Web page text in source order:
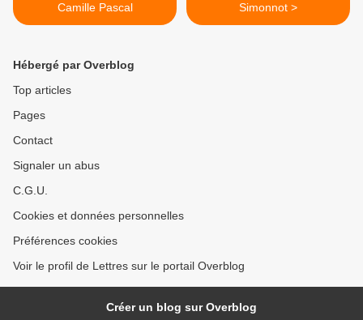
Camille Pascal
Simonnot >
Hébergé par Overblog
Top articles
Pages
Contact
Signaler un abus
C.G.U.
Cookies et données personnelles
Préférences cookies
Voir le profil de Lettres sur le portail Overblog
Créer un blog sur Overblog